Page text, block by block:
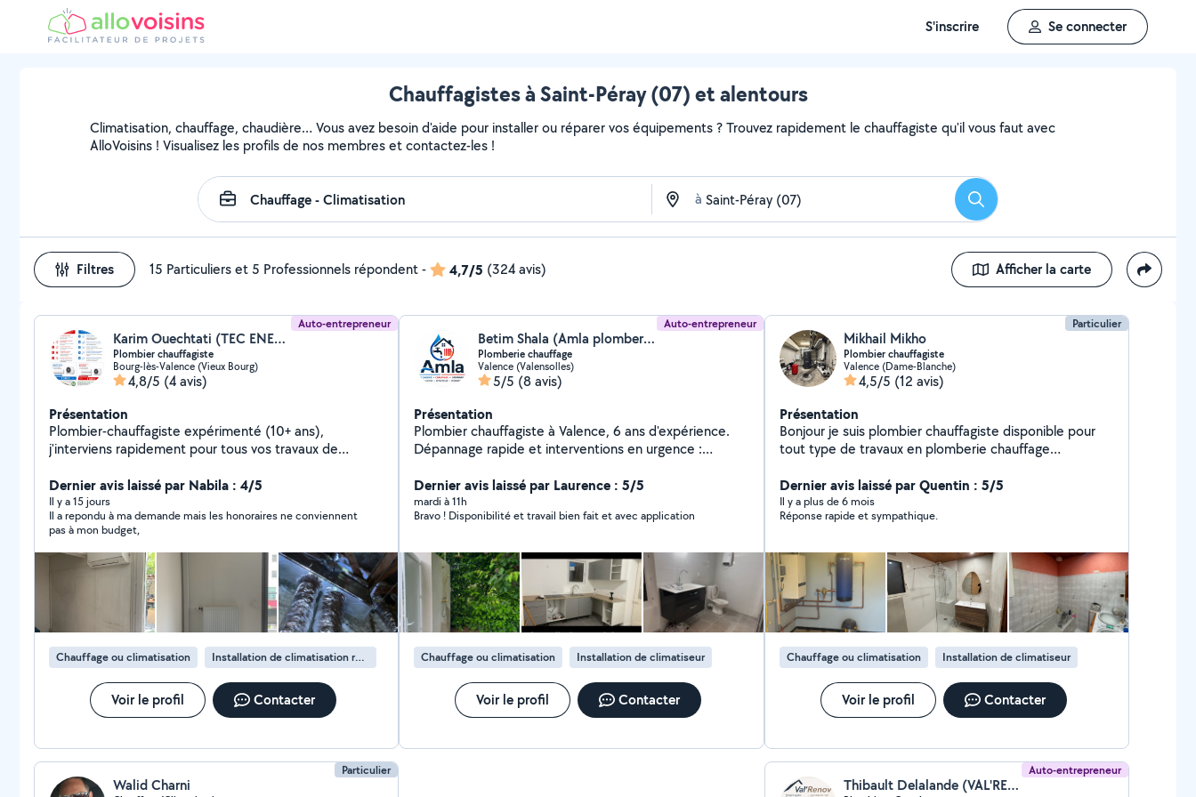
S'inscrire Se connecter
Chauffagistes à Saint-Péray (07) et alentours
Climatisation, chauffage, chaudière… Vous avez besoin d'aide pour installer ou réparer vos équipements ? Trouvez rapidement le chauffagiste qu'il vous faut avec
AlloVoisins ! Visualisez les profils de nos membres et contactez-les !
à Rechercher
Filtres 15 Particuliers et 5 Professionnels répondent- 4,7/5 (324 avis) Afficher la carte
Auto-entrepreneur
Karim Ouechtati (TEC ENERGIE +)
Plombier chauffagiste
Bourg-lès-Valence (Vieux Bourg)
4,8/5 (4 avis)
Présentation
Plombier-chauffagiste expérimenté (10+ ans),
j'interviens rapidement pour tous vos travaux de
rénovation et entretien réalisés avec
professionnalisme. Travail soigné, tarifs transparents et
devis gratuit. Faites appel à un artisan de confiance !
Dernier avis laissé par Nabila : 4/5
Il y a 15 jours
Il a repondu à ma demande mais les honoraires ne conviennent
pas à mon budget,
Chauffage ou climatisation Installation de climatisation réversible
Voir le profil Contacter
Auto-entrepreneur
Betim Shala (Amla plomberie)
Plomberie chauffage
Valence (Valensolles)
5/5 (8 avis)
Présentation
Plombier chauffagiste à Valence, 6 ans d'expérience.
Dépannage rapide et interventions en urgence :
installations sanitaires et cuisines. Rénovation et neuf
Dernier avis laissé par Laurence : 5/5
mardi à 11h
Bravo ! Disponibilité et travail bien fait et avec application
Chauffage ou climatisation Installation de climatiseur
Voir le profil Contacter
Particulier
Mikhail Mikho
Plombier chauffagiste
Valence (Dame-Blanche)
4,5/5 (12 avis)
Présentation
Bonjour je suis plombier chauffagiste disponible pour
tout type de travaux en plomberie chauffage
Débouchage de toute canalisation
Dernier avis laissé par Quentin : 5/5
Il y a plus de 6 mois
Réponse rapide et sympathique.
Chauffage ou climatisation Installation de climatiseur
Voir le profil Contacter
Particulier
Walid Charni
Auto-entrepreneur
Thibault Delalande (VAL'RENOV Plomberie)